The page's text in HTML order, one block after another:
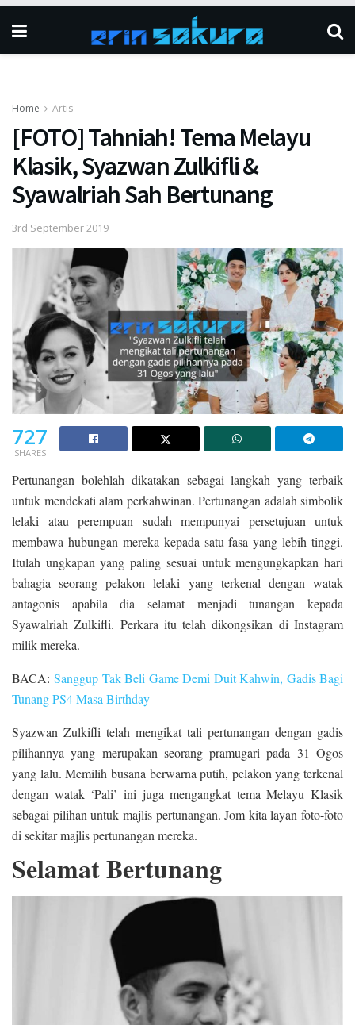
Home Artis
[FOTO] Tahniah! Tema Melayu
Klasik, Syazwan Zulkifli &
Syawalriah Sah Bertunang
3rd September 2019
727
SHARES
Pertunangan bolehlah dikatakan sebagai langkah yang terbaik
untuk mendekati alam perkahwinan. Pertunangan adalah simbolik
lelaki atau perempuan sudah mempunyai persetujuan untuk
membawa hubungan mereka kepada satu fasa yang lebih tinggi.
Itulah ungkapan yang paling sesuai untuk mengungkapkan hari
bahagia seorang pelakon lelaki yang terkenal dengan watak
antagonis apabila dia selamat menjadi tunangan kepada
Syawalriah Zulkifli. Perkara itu telah dikongsikan di Instagram
milik mereka.
BACA:Sanggup Tak Beli Game Demi Duit Kahwin, Gadis Bagi
Tunang PS4 Masa Birthday
Syazwan Zulkifli telah mengikat tali pertunangan dengan gadis
pilihannya yang merupakan seorang pramugari pada 31 Ogos
yang lalu. Memilih busana berwarna putih, pelakon yang terkenal
dengan watak ‘Pali’ ini juga mengangkat tema Melayu Klasik
sebagai pilihan untuk majlis pertunangan. Jom kita layan foto-foto
di sekitar majlis pertunangan mereka.
Selamat Bertunang